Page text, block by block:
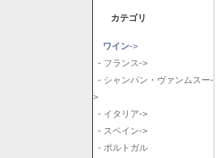
カテゴリ
ワイン->
- フランス->
- シャンパン・ヴァンムスー-
>
- イタリア->
- スペイン->
- ポルトガル